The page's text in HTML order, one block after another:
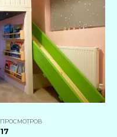
ПРОСМОТРОВ
17